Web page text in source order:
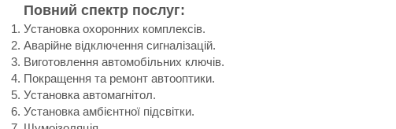
Повний спектр послуг:
Установка охоронних комплексів.
Аварійне відключення сигналізацій.
Виготовлення автомобільних ключів.
Покращення та ремонт автооптики.
Установка автомагнітол.
Установка амбієнтної підсвітки.